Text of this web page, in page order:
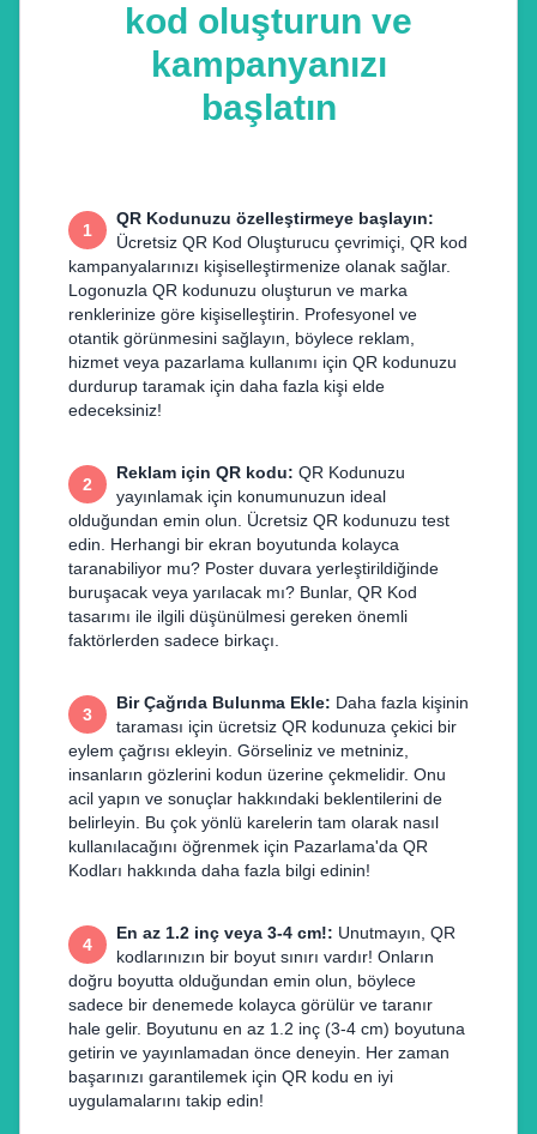
kod oluşturun ve
kampanyanızı
başlatın
1
QR Kodunuzu özelleştirmeye başlayın:
Ücretsiz QR Kod Oluşturucu çevrimiçi, QR kod
kampanyalarınızı kişiselleştirmenize olanak sağlar.
Logonuzla QR kodunuzu oluşturun ve marka
renklerinize göre kişiselleştirin. Profesyonel ve
otantik görünmesini sağlayın, böylece reklam,
hizmet veya pazarlama kullanımı için QR kodunuzu
durdurup taramak için daha fazla kişi elde
edeceksiniz!
2
Reklam için QR kodu: QR Kodunuzu
yayınlamak için konumunuzun ideal
olduğundan emin olun. Ücretsiz QR kodunuzu test
edin. Herhangi bir ekran boyutunda kolayca
taranabiliyor mu? Poster duvara yerleştirildiğinde
buruşacak veya yarılacak mı? Bunlar, QR Kod
tasarımı ile ilgili düşünülmesi gereken önemli
faktörlerden sadece birkaçı.
3
Bir Çağrıda Bulunma Ekle: Daha fazla kişinin
taraması için ücretsiz QR kodunuza çekici bir
eylem çağrısı ekleyin. Görseliniz ve metniniz,
insanların gözlerini kodun üzerine çekmelidir. Onu
acil yapın ve sonuçlar hakkındaki beklentilerini de
belirleyin. Bu çok yönlü karelerin tam olarak nasıl
kullanılacağını öğrenmek için Pazarlama'da QR
Kodları hakkında daha fazla bilgi edinin!
4
En az 1.2 inç veya 3-4 cm!: Unutmayın, QR
kodlarınızın bir boyut sınırı vardır! Onların
doğru boyutta olduğundan emin olun, böylece
sadece bir denemede kolayca görülür ve taranır
hale gelir. Boyutunu en az 1.2 inç (3-4 cm) boyutuna
getirin ve yayınlamadan önce deneyin. Her zaman
başarınızı garantilemek için QR kodu en iyi
uygulamalarını takip edin!